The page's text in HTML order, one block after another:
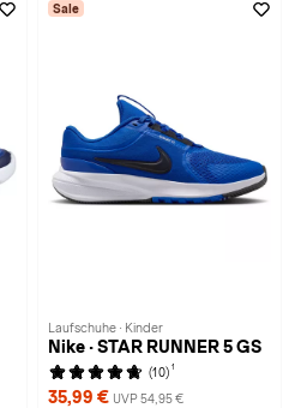
Sale
Laufschuhe · Kinder
Nike · STAR RUNNER 5 GS
(10) 1
35,99 € UVP 54,95 €